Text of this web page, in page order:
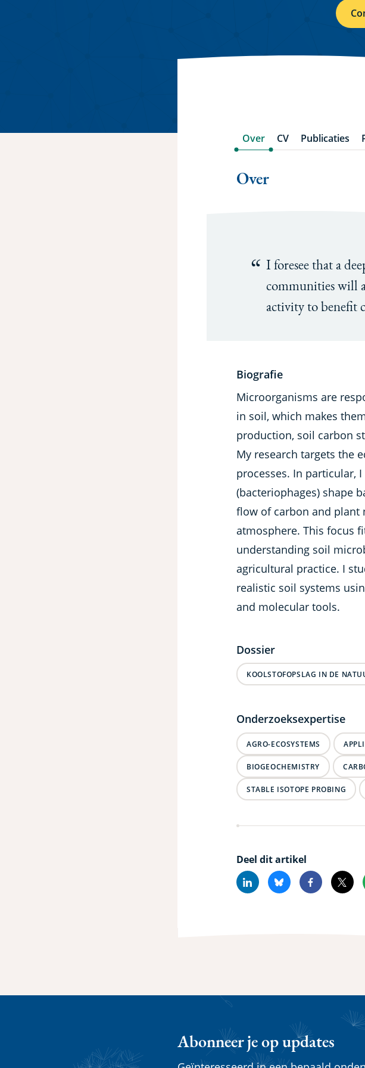
Over CV Publicaties
Over
I foresee that a
communities will
activity to benefit
Biografie
Microorganisms are
in soil, which makes
production, soil carbon
My research targets the
processes. In particular,
(bacteriophages) shape
flow of carbon and plant
atmosphere. This focus
understanding soil
agricultural practice. I
realistic soil systems
and molecular tools.
Dossier
KOOLSTOFOPSLAG IN DE
Onderzoeksexpertise
AGRO-ECOSYSTEMS
BIOGEOCHEMISTRY
STABLE ISOTOPE PROBING
Deel dit artikel
LinkedinBlueskyFacebook
X
Abonneer je op updates